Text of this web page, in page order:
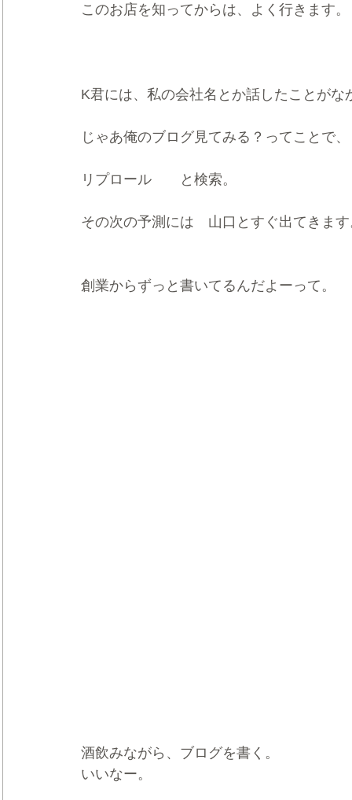
このお店を知ってからは、よく行きます。
K君には、私の会社名とか話したことがな
じゃあ俺のブログ見てみる？ってことで、
リプロール　　と検索。
その次の予測には　山口とすぐ出てきま
創業からずっと書いてるんだよーって。
酒飲みながら、ブログを書く。
いいなー。